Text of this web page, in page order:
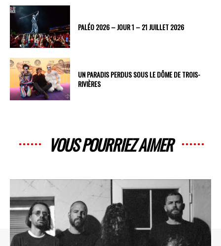
PALÉO 2026 – JOUR 1 – 21 JUILLET 2026
UN PARADIS PERDUS SOUS LE DÔME DE TROIS-
RIVIÈRES
VOUS POURRIEZ AIMER